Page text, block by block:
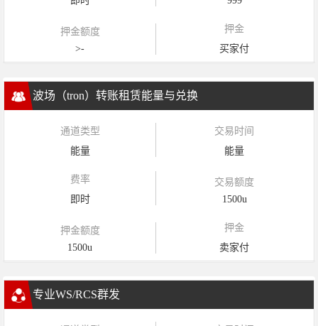
押金额度
>-
押金
买家付
波场（tron）转账租赁能量与兑换
通道类型
能量
交易时间
能量
费率
即时
交易额度
1500u
押金额度
1500u
押金
卖家付
专业WS/RCS群发